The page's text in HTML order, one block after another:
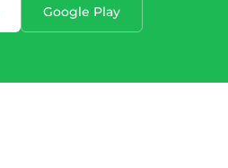
Google Play